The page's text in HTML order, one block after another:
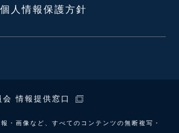
個人情報保護方針
情報提供窓口
・画像など、すべてのコンテンツの無断複写・